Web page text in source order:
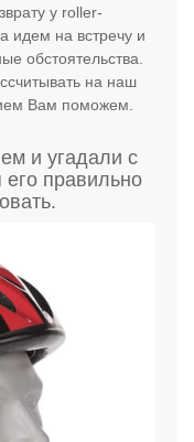
у roller-
идем на встречу и
обстоятельства.
на наш
Вам поможем.
и угадали с
его правильно